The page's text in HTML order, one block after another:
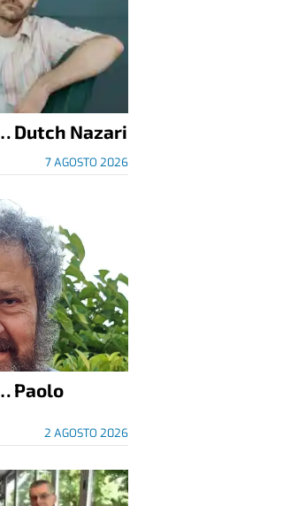
Dutch Nazari
7 AGOSTO 2026
Paolo
2 AGOSTO 2026